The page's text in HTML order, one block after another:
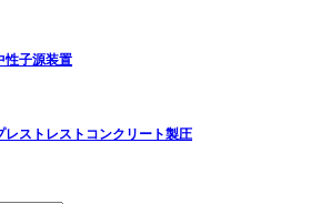
性子源装置
レストレストコンクリート製圧